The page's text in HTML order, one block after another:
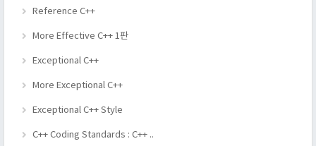
Reference C++
More Effective C++ 1판
Exceptional C++
More Exceptional C++
Exceptional C++ Style
C++ Coding Standards : C++ ..